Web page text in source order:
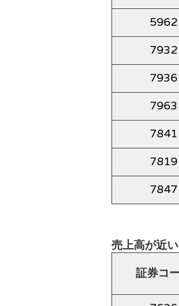
5962
7932
7936
7963
7841
7819
7847
売上高が近い
証券コ